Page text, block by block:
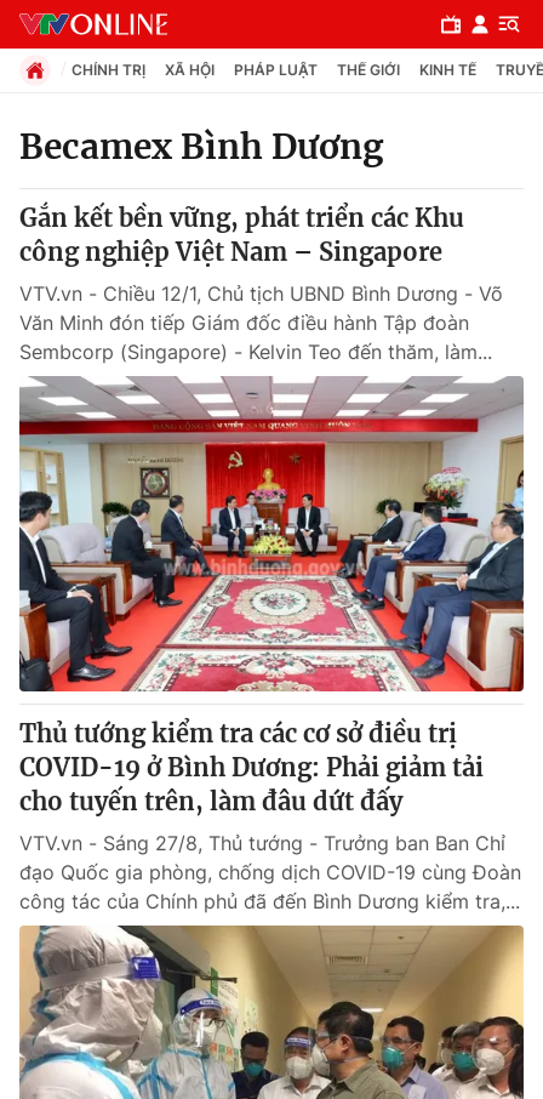
Chuyên mục
Chính trị
Xã hội
Pháp luật
Y tế
Thế giới
Tin tức
Thế giới đó đây
Câu chuyện quốc tế
Kinh tế
Tài chính
Thị trường
Góc doanh nghiệp
Dữ liệu và đời sống
Truyền hình
Phim VTV
Hậu trường
Nhân vật
Khán giả
Giải sao mai
Giải trí
Điện ảnh
Âm nhạc
Sao
Đời sống
Du lịch
Làm đẹp
Chất lượng cuộc sống
Giáo dục
Tuyển sinh
Học trực tuyến
Công nghệ
Hitech Công nghệ tương lai
Giao lưu trực tuyến
CHÍNH TRỊ XÃ HỘI PHÁP LUẬT THẾ GIỚI KINH TẾ
Becamex Bình Dương
Gắn kết bền vững, phát triển các Khu
công nghiệp Việt Nam – Singapore
VTV.vn - Chiều 12/1, Chủ tịch UBND Bình Dương - Võ
Văn Minh đón tiếp Giám đốc điều hành Tập đoàn
Sembcorp (Singapore) - Kelvin Teo đến thăm, làm...
Thủ tướng kiểm tra các cơ sở điều trị
COVID-19 ở Bình Dương: Phải giảm tải
cho tuyến trên, làm đâu dứt đấy
VTV.vn - Sáng 27/8, Thủ tướng - Trưởng ban Ban Chỉ
đạo Quốc gia phòng, chống dịch COVID-19 cùng Đoàn
công tác của Chính phủ đã đến Bình Dương kiểm tra,...